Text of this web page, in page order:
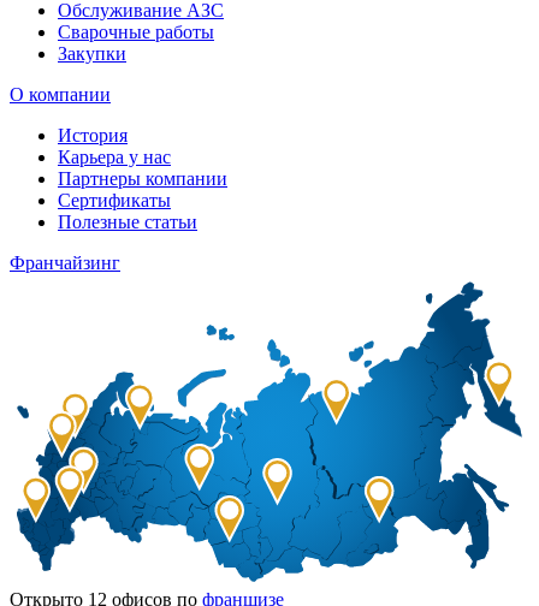
Обслуживание АЗС
Сварочные работы
Закупки
О компании
История
Карьера у нас
Партнеры компании
Сертификаты
Полезные статьи
Франчайзинг
Открыто 12 офисов по франшизе